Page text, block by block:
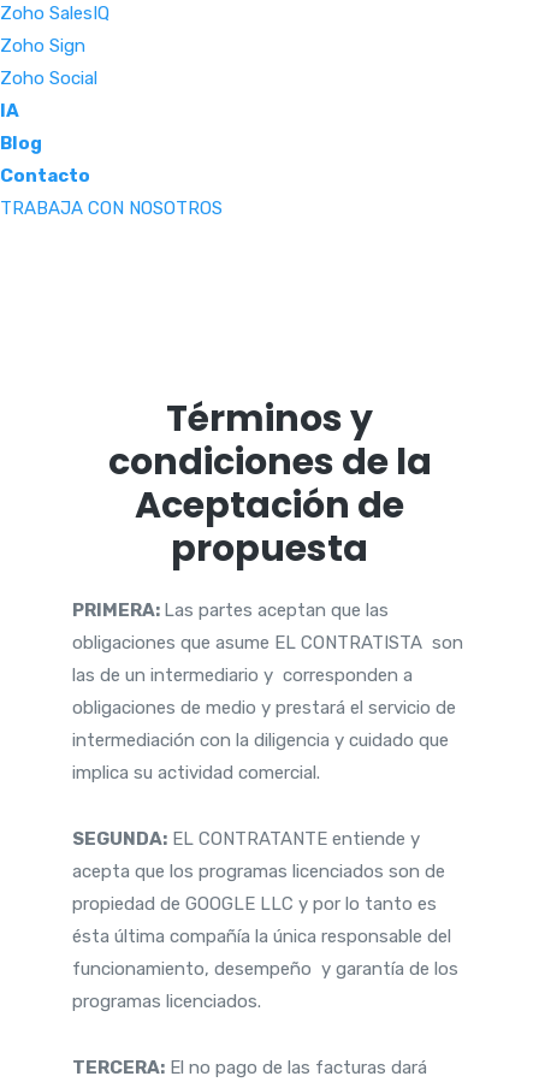
Zoho SalesIQ
Zoho Sign
Zoho Social
IA
Blog
Contacto
TRABAJA CON NOSOTROS
Términos y
condiciones de la
Aceptación de
propuesta
PRIMERA: Las partes aceptan que las
obligaciones que asume EL CONTRATISTA son
las de un intermediario y corresponden a
obligaciones de medio y prestará el servicio de
intermediación con la diligencia y cuidado que
implica su actividad comercial.
SEGUNDA: EL CONTRATANTE entiende y
acepta que los programas licenciados son de
propiedad de GOOGLE LLC y por lo tanto es
ésta última compañía la única responsable del
funcionamiento, desempeño y garantía de los
programas licenciados.
TERCERA: El no pago de las facturas dará